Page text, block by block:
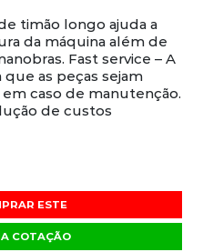
timão longo ajuda a
da máquina além de
Fast service – A
as peças sejam
caso de manutenção.
de custos
ESTE
COTAÇÃO